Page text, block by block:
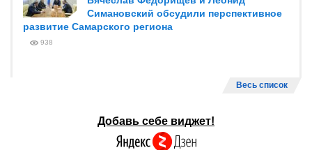
Симановский обсудили перспективное
развитие Самарского региона
938
Весь список
Добавь себе виджет!